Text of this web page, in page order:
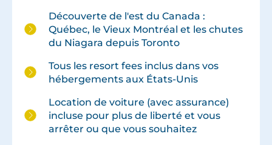
Découverte de l'est du Canada :
Québec, le Vieux Montréal et les chutes
du Niagara depuis Toronto
Tous les resort fees inclus dans vos
hébergements aux États-Unis
Location de voiture (avec assurance)
incluse pour plus de liberté et vous
arrêter ou que vous souhaitez